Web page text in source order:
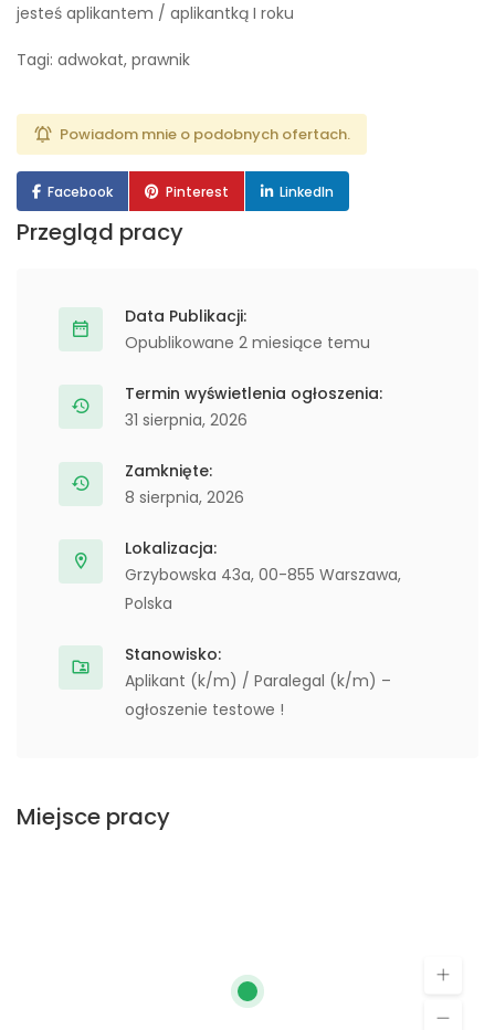
jesteś aplikantem / aplikantką I roku
Tagi: adwokat, prawnik
Powiadom mnie o podobnych ofertach.
Facebook Pinterest LinkedIn
Przegląd pracy
Data Publikacji:
Opublikowane 2 miesiące temu
Termin wyświetlenia ogłoszenia:
31 sierpnia, 2026
Zamknięte:
8 sierpnia, 2026
Lokalizacja:
Grzybowska 43a, 00-855 Warszawa,
Polska
Stanowisko:
Aplikant (k/m) / Paralegal (k/m) –
ogłoszenie testowe !
Miejsce pracy